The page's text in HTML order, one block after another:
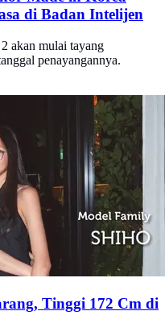
di Badan Intelijen
akan mulai tayang
penayangannya.
Tinggi 172 Cm di